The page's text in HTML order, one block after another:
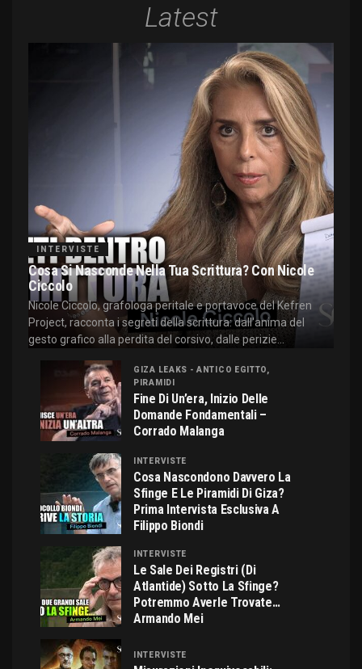
Latest
INTERVISTE
Cosa Si Nasconde Nella Tua Scrittura? Con Nicole
Ciccolo
Nicole Ciccolo, grafologa peritale e portavoce del Kefren
Project, racconta i segreti della scrittura: dall'anima del
gesto grafico alla perdita del corsivo, dalle perizie...
GIZA LEAKS - ANTICO EGITTO,
PIRAMIDI
Fine Di Un’era, Inizio Delle
Domande Fondamentali –
Corrado Malanga
INTERVISTE
Cosa Nascondono Davvero La
Sfinge E Le Piramidi Di Giza?
Prima Intervista Esclusiva A
Filippo Biondi
INTERVISTE
Le Sale Dei Registri (di
Atlantide) Sotto La Sfinge?
Potremmo Averle Trovate…
Armando Mei
INTERVISTE